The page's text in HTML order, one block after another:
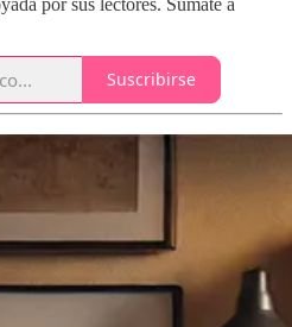
Suscribirse